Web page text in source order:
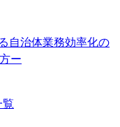
自治体業務効率化の
ー